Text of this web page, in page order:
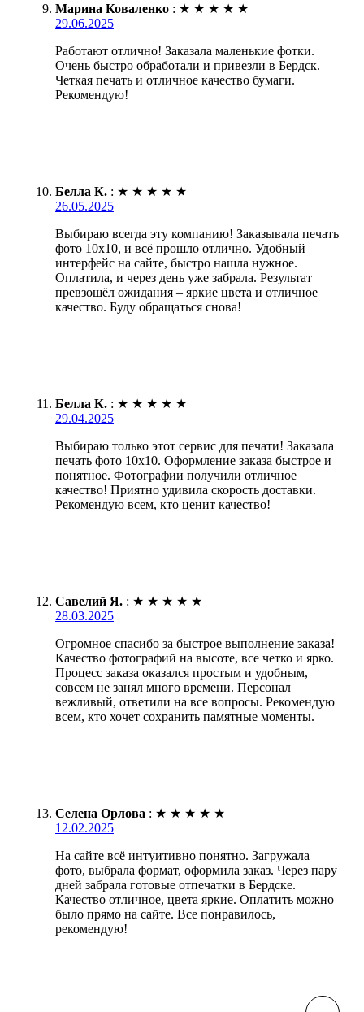
Марина Коваленко : ★ ★ ★ ★ ★
29.06.2025
Работают отлично! Заказала маленькие фотки.
Очень быстро обработали и привезли в Бердск.
Четкая печать и отличное качество бумаги.
Рекомендую!
Белла К. : ★ ★ ★ ★ ★
26.05.2025
Выбираю всегда эту компанию! Заказывала печать
фото 10х10, и всё прошло отлично. Удобный
интерфейс на сайте, быстро нашла нужное.
Оплатила, и через день уже забрала. Результат
превзошёл ожидания – яркие цвета и отличное
качество. Буду обращаться снова!
Белла К. : ★ ★ ★ ★ ★
29.04.2025
Выбираю только этот сервис для печати! Заказала
печать фото 10х10. Оформление заказа быстрое и
понятное. Фотографии получили отличное
качество! Приятно удивила скорость доставки.
Рекомендую всем, кто ценит качество!
Савелий Я. : ★ ★ ★ ★ ★
28.03.2025
Огромное спасибо за быстрое выполнение заказа!
Качество фотографий на высоте, все четко и ярко.
Процесс заказа оказался простым и удобным,
совсем не занял много времени. Персонал
вежливый, ответили на все вопросы. Рекомендую
всем, кто хочет сохранить памятные моменты.
Селена Орлова : ★ ★ ★ ★ ★
12.02.2025
На сайте всё интуитивно понятно. Загружала
фото, выбрала формат, оформила заказ. Через пару
дней забрала готовые отпечатки в Бердске.
Качество отличное, цвета яркие. Оплатить можно
было прямо на сайте. Все понравилось,
рекомендую!